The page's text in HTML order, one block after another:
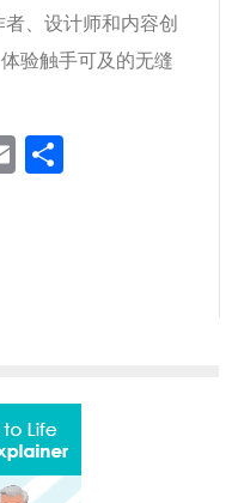
、设计师和内容创
验触手可及的无缝
Email